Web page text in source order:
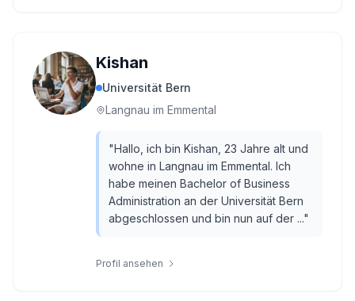
Kishan
Universität Bern
Langnau im Emmental
"Hallo, ich bin Kishan, 23 Jahre alt und
wohne in Langnau im Emmental. Ich
habe meinen Bachelor of Business
Administration an der Universität Bern
abgeschlossen und bin nun auf der ..."
Profil ansehen